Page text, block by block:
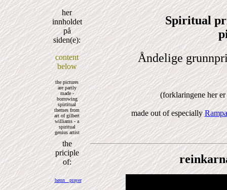
her
innholdet
på
siden(e):
content
below
the pictures
are partly
made -
borrowing
spirtitual
themes from
art of gilbert
williams - a
spiritual
genius artist
Spiritual
Åndelige
(forklaringene her
made out of especially
the
priciple
of:
bønn prayer